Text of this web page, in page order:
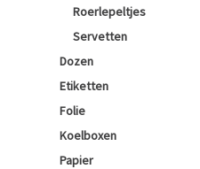
Roerlepeltjes
Servetten
Dozen
Etiketten
Folie
Koelboxen
Papier